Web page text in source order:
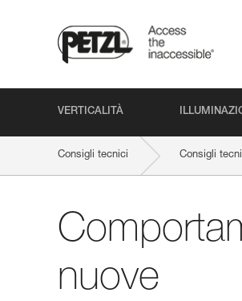
VERTICALITÀ
Consigli tecnici Consigli
nuove